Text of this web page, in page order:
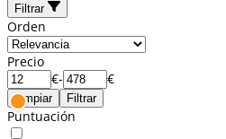
Filtrar
Orden
Precio
€- €
Limpiar Filtrar
Puntuación